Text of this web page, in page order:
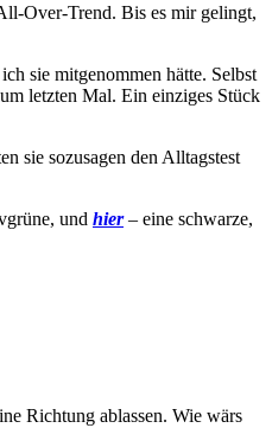
Over-Trend. Bis es mir gelingt,
sie mitgenommen hätte. Selbst
letzten Mal. Ein einziges Stück
sie sozusagen den Alltagstest
und hier– eine schwarze,
Richtung ablassen. Wie wärs